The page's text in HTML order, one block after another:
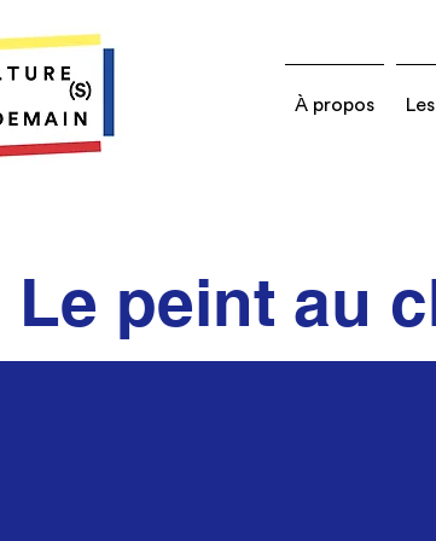
À propos
Le peint au